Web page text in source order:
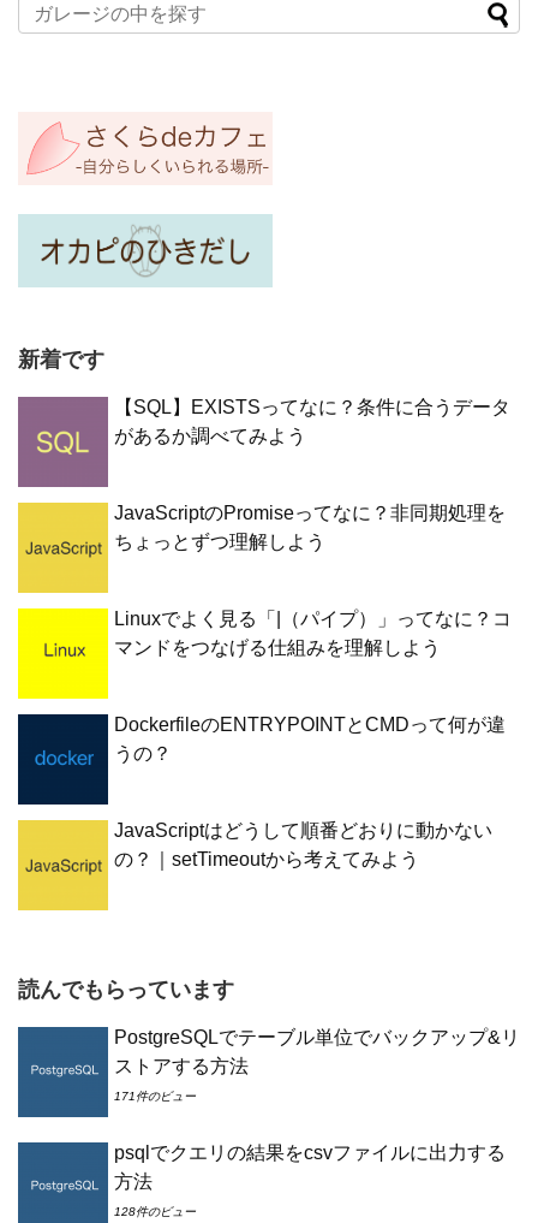
新着です
【SQL】EXISTSってなに？条件に合うデータ
があるか調べてみよう
JavaScriptのPromiseってなに？非同期処理を
ちょっとずつ理解しよう
Linuxでよく見る「|（パイプ）」ってなに？コ
マンドをつなげる仕組みを理解しよう
DockerfileのENTRYPOINTとCMDって何が違
うの？
JavaScriptはどうして順番どおりに動かない
の？｜setTimeoutから考えてみよう
読んでもらっています
PostgreSQLでテーブル単位でバックアップ&リ
ストアする方法
171件のビュー
psqlでクエリの結果をcsvファイルに出力する
方法
128件のビュー